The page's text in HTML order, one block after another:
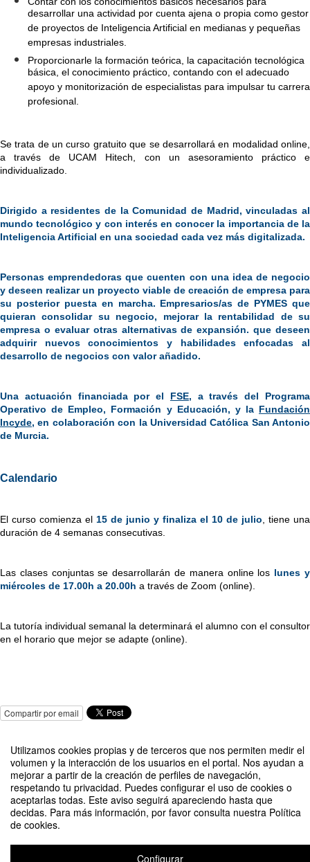
Utilizamos cookies propias y de terceros que nos permiten medir el
volumen y la interacción de los usuarios en el portal. Nos ayudan a
mejorar a partir de la creación de perfiles de navegación,
respetando tu privacidad. Puedes configurar el uso de cookies o
aceptarlas todas. Este aviso seguirá apareciendo hasta que
decidas. Para más información, por favor consulta nuestra Política
de cookies.
Configurar
desarrollar una actividad por cuenta ajena o propia como gestor
de proyectos de Inteligencia Artificial en medianas y pequeñas
empresas industriales.
Proporcionarle la formación teórica, la capacitación tecnológica
básica, el conocimiento práctico, contando con el adecuado
apoyo y monitorización de especialistas para impulsar tu carrera
profesional.
Se trata de un curso gratuito que se desarrollará en modalidad online,
a través de UCAM Hitech, con un asesoramiento práctico e
individualizado.
Dirigido a residentes de la Comunidad de Madrid, vinculadas al
mundo tecnológico y con interés en conocer la importancia de la
Inteligencia Artificial en una sociedad cada vez más digitalizada.
Personas emprendedoras que cuenten con una idea de negocio
y deseen realizar un proyecto viable de creación de empresa para
su posterior puesta en marcha. Empresarios/as de PYMES que
quieran consolidar su negocio, mejorar la rentabilidad de su
empresa o evaluar otras alternativas de expansión. que deseen
adquirir nuevos conocimientos y habilidades enfocadas al
desarrollo de negocios con valor añadido.
Una actuación financiada por el FSE, a través del Programa
Operativo de Empleo, Formación y Educación, y la Fundación
Incyde, en colaboración con la Universidad Católica San Antonio
de Murcia.
Calendario
El curso comienza el 15 de junio y finaliza el 10 de julio , tiene una
duración de 4 semanas consecutivas.
Las clases conjuntas se desarrollarán de manera online los lunes y
miércoles de 17.00h a 20.00h a través de Zoom (online).
La tutoría individual semanal la determinará el alumno con el consultor
en el horario que mejor se adapte (online).
Compartir por email
II Edición Programa de emprendimiento en marketing digital e IA. Madrid.
Organizado por UCAM Hitech con la colaboración de la Fundación Incyde y